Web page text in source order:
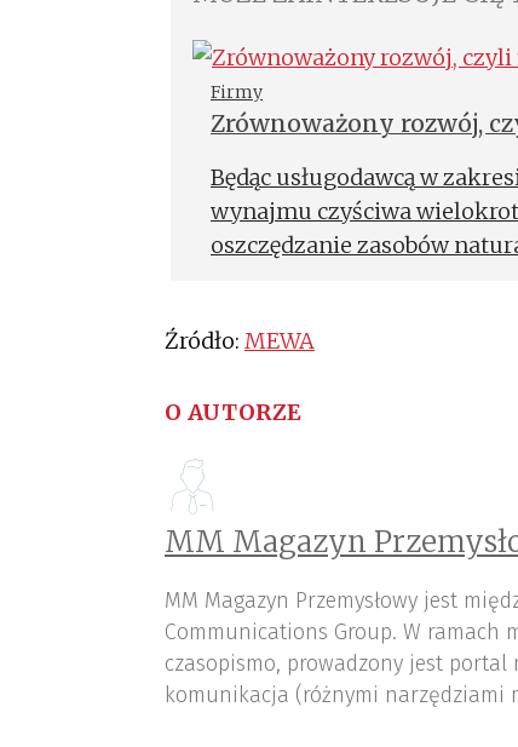
Firmy
Zrównoważony rozwój,
Będąc usługodawcą w
wynajmu czyściwa
oszczędzanie zasobów
dla firmy jednym z
międzynarodowy certyfikat
Źródło: MEWA
O AUTORZE
MM Magazyn
MM Magazyn Przemysłowy jest
Communications Group. W ramach
czasopismo, prowadzony jest
komunikacja (różnymi narzędziami